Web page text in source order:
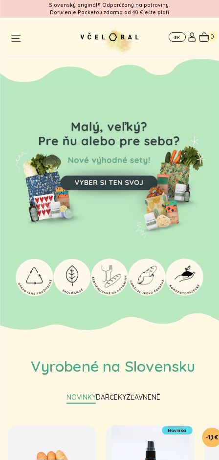
Slovenský originál® Odporúčaný na potraviny.
Doručenie Packetou zdarma od 40 € ešte platí
firmy
nás
SK 0
Vyrobené na Slovensku
NOVINKYDARČEKYZĽAVNENÉ
Novinka
-1,1 €